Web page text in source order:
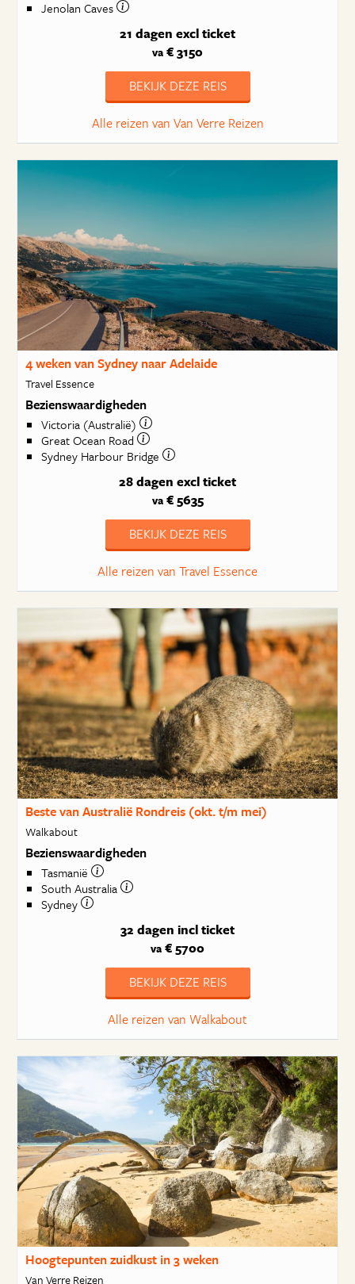
Jenolan Caves
21 dagen excl ticket
va € 3150
BEKIJK DEZE REIS
Alle reizen van Van Verre Reizen
4 weken van Sydney naar Adelaide
Travel Essence
Bezienswaardigheden
Victoria (Australië)
Great Ocean Road
Sydney Harbour Bridge
28 dagen excl ticket
va€ 5635
BEKIJK DEZE REIS
Alle reizen van Travel Essence
Beste van Australië Rondreis (okt. t/m mei)
Walkabout
Bezienswaardigheden
Tasmanië
South Australia
Sydney
32 dagen incl ticket
va € 5700
BEKIJK DEZE REIS
Alle reizen van Walkabout
Hoogtepunten zuidkust in 3 weken
Van Verre Reizen